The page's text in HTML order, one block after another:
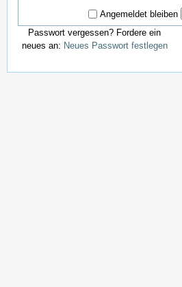
Angemeldet bleiben
Passwort vergessen? Fordere ein
neues an: Neues Passwort festlegen